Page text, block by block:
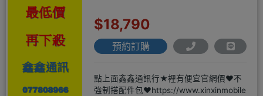
$18,790
預約訂購
點上面鑫鑫通訊行★裡有便宜官網價❤️不
強制搭配件包❤️https://www.xinxinmobile